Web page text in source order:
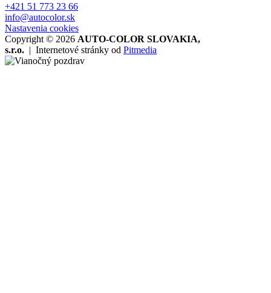
+421 51 773 23 66
info@autocolor.sk
Nastavenia cookies
Copyright © 2026 AUTO-COLOR SLOVAKIA,
s.r.o. | Internetové stránky od Pitmedia